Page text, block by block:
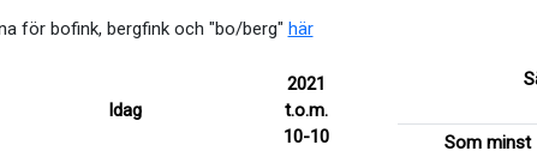
för bofink, bergfink och "bo/berg" här
Idag
2021
t.o.m.
10-10
Som minst